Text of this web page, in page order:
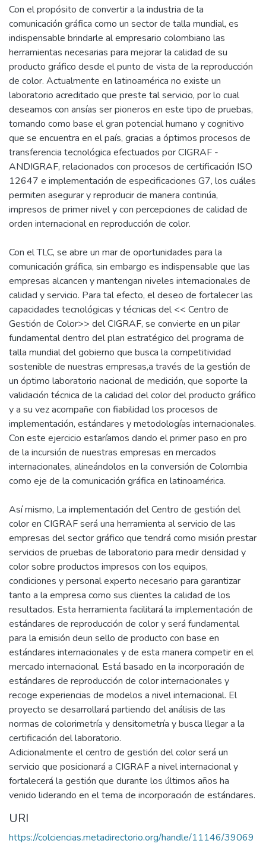
Con el propósito de convertir a la industria de la
comunicación gráfica como un sector de talla mundial, es
indispensable brindarle al empresario colombiano las
herramientas necesarias para mejorar la calidad de su
producto gráfico desde el punto de vista de la reproducción
de color. Actualmente en latinoamérica no existe un
laboratorio acreditado que preste tal servicio, por lo cual
deseamos con ansías ser pioneros en este tipo de pruebas,
tomando como base el gran potencial humano y cognitivo
que se encuentra en el país, gracias a óptimos procesos de
transferencia tecnológica efectuados por CIGRAF -
ANDIGRAF, relacionados con procesos de certificación ISO
12647 e implementación de especificaciones G7, los cuáles
permiten asegurar y reproducir de manera continúa,
impresos de primer nivel y con percepciones de calidad de
orden internacional en reproducción de color.
Con el TLC, se abre un mar de oportunidades para la
comunicación gráfica, sin embargo es indispensable que las
empresas alcancen y mantengan niveles internacionales de
calidad y servicio. Para tal efecto, el deseo de fortalecer las
capacidades tecnológicas y técnicas del << Centro de
Gestión de Color>> del CIGRAF, se convierte en un pilar
fundamental dentro del plan estratégico del programa de
talla mundial del gobierno que busca la competitividad
sostenible de nuestras empresas,a través de la gestión de
un óptimo laboratorio nacional de medición, que soporte la
validación técnica de la calidad del color del producto gráfico
y a su vez acompañe con fiabilidad los procesos de
implementación, estándares y metodologías internacionales.
Con este ejercicio estaríamos dando el primer paso en pro
de la incursión de nuestras empresas en mercados
internacionales, alineándolos en la conversión de Colombia
como eje de la comunicación gráfica en latinoamérica.
Así mismo, La implementación del Centro de gestión del
color en CIGRAF será una herramienta al servicio de las
empresas del sector gráfico que tendrá como misión prestar
servicios de pruebas de laboratorio para medir densidad y
color sobre productos impresos con los equipos,
condiciones y personal experto necesario para garantizar
tanto a la empresa como sus clientes la calidad de los
resultados. Esta herramienta facilitará la implementación de
estándares de reproducción de color y será fundamental
para la emisión deun sello de producto con base en
estándares internacionales y de esta manera competir en el
mercado internacional. Está basado en la incorporación de
estándares de reproducción de color internacionales y
recoge experiencias de modelos a nivel internacional. El
proyecto se desarrollará partiendo del análisis de las
normas de colorimetría y densitometría y busca llegar a la
certificación del laboratorio.
Adicionalmente el centro de gestión del color será un
servicio que posicionará a CIGRAF a nivel internacional y
fortalecerá la gestión que durante los últimos años ha
venido liderando en el tema de incorporación de estándares.
URI
https://colciencias.metadirectorio.org/handle/11146/39069